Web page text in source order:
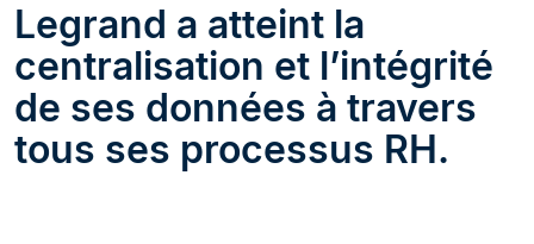
Legrand a atteint la
centralisation et l’intégrité
de ses données à travers
tous ses processus RH.